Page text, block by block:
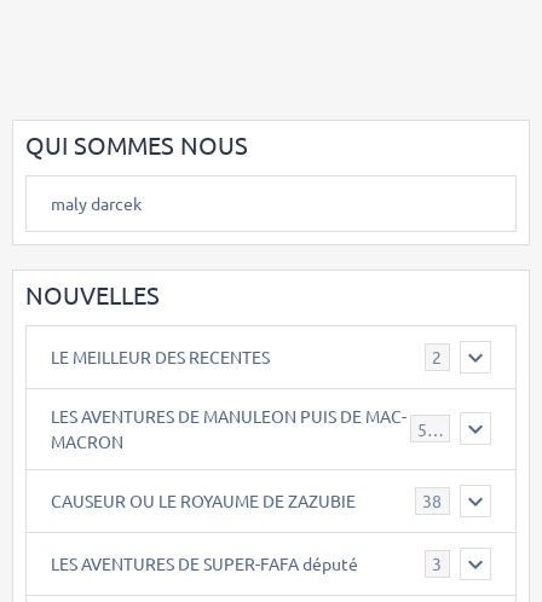
QUI SOMMES NOUS
maly darcek
NOUVELLES
LE MEILLEUR DES RECENTES 2
LES AVENTURES DE MANULEON PUIS DE MAC-
MACRON
543
CAUSEUR OU LE ROYAUME DE ZAZUBIE 38
LES AVENTURES DE SUPER-FAFA député 3